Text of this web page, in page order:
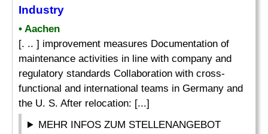
Industry
• Aachen
[. .. ] improvement measures Documentation of
maintenance activities in line with company and
regulatory standards Collaboration with cross-
functional and international teams in Germany and
the U. S. After relocation: [...]
MEHR INFOS ZUM STELLENANGEBOT